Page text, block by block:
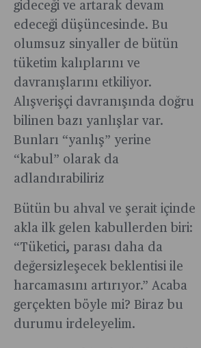
gideceği ve artarak devam
edeceği düşüncesinde. Bu
olumsuz sinyaller de bütün
tüketim kalıplarını ve
davranışlarını etkiliyor.
Alışverişçi davranışında doğru
bilinen bazı yanlışlar var.
Bunları “yanlış” yerine
“kabul” olarak da
adlandırabiliriz
Bütün bu ahval ve şerait içinde
akla ilk gelen kabullerden biri:
“Tüketici, parası daha da
değersizleşecek beklentisi ile
harcamasını artırıyor.” Acaba
gerçekten böyle mi? Biraz bu
durumu irdeleyelim.